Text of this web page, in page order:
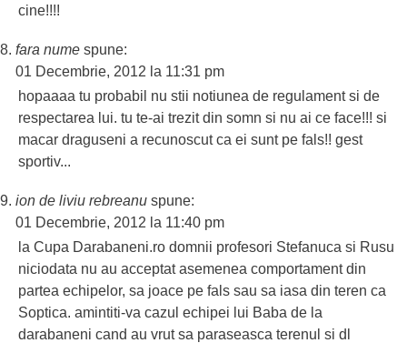
cine!!!!
fara nume spune:
01 Decembrie, 2012 la 11:31 pm
hopaaaa tu probabil nu stii notiunea de regulament si de
respectarea lui. tu te-ai trezit din somn si nu ai ce face!!! si
macar draguseni a recunoscut ca ei sunt pe fals!! gest
sportiv...
ion de liviu rebreanu spune:
01 Decembrie, 2012 la 11:40 pm
la Cupa Darabaneni.ro domnii profesori Stefanuca si Rusu
niciodata nu au acceptat asemenea comportament din
partea echipelor, sa joace pe fals sau sa iasa din teren ca
Soptica. amintiti-va cazul echipei lui Baba de la
darabaneni cand au vrut sa paraseasca terenul si dl